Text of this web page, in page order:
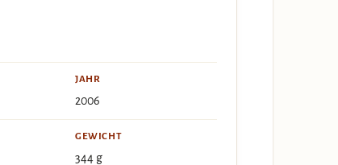
JAHR
2006
GEWICHT
344 g